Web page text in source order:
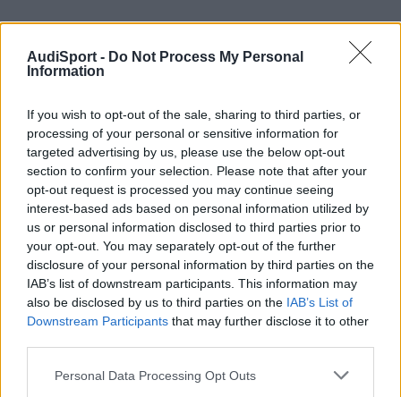
AudiSport - Do Not Process My Personal
Information
If you wish to opt-out of the sale, sharing to third parties, or
processing of your personal or sensitive information for
targeted advertising by us, please use the below opt-out
section to confirm your selection. Please note that after your
opt-out request is processed you may continue seeing
interest-based ads based on personal information utilized by
us or personal information disclosed to third parties prior to
your opt-out. You may separately opt-out of the further
disclosure of your personal information by third parties on the
IAB’s list of downstream participants. This information may
also be disclosed by us to third parties on the IAB’s List of
Downstream Participants that may further disclose it to other
Personal Data Processing Opt Outs
bobinas-S3
Publicado 22 de Febrero del 2005
Era de esperar que ese motor fuera LA BOMBAAAAAAAAA !!!!!
Seguro que no dará tantos quebraderos de cabeza como el 2.0
FSI.
A disfrutar de tu carraco !!!!